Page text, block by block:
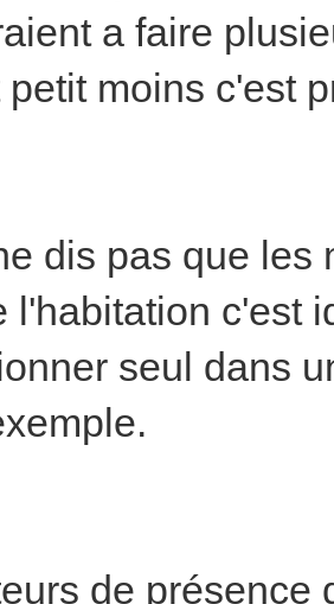
a faire
petit moins c'est
dis pas que les
l'habitation c'est
seul dans
de présence